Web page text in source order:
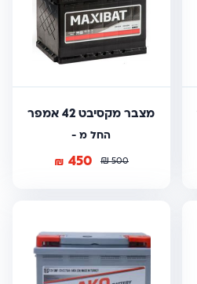
מצבר מקסיבט 42 אמפר
החל מ -
500
₪
450
₪